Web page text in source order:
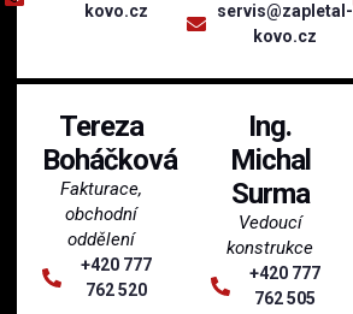
kovo.cz
servis@zapletal-
kovo.cz
Tereza
Boháčková
Fakturace,
obchodní
oddělení
+420 777
762 520
Ing.
Michal
Surma
Vedoucí
konstrukce
+420 777
762 505